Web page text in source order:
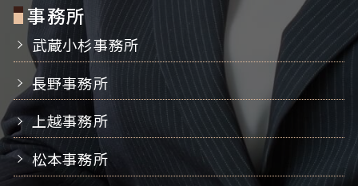
事務所
武蔵小杉事務所
長野事務所
上越事務所
松本事務所